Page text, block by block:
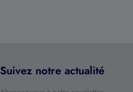
Suivez notre actualité